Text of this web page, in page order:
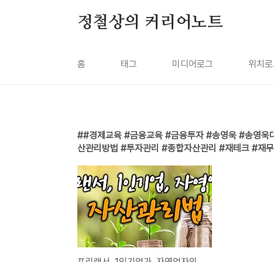
정철상의 커리어노트
홈 태그 미디어로그 위치
#경제교육 #금융교육 #금융투자 #송영욱 #송영
산관리방법 #투자관리 #종합자산관리 #재테크 #재